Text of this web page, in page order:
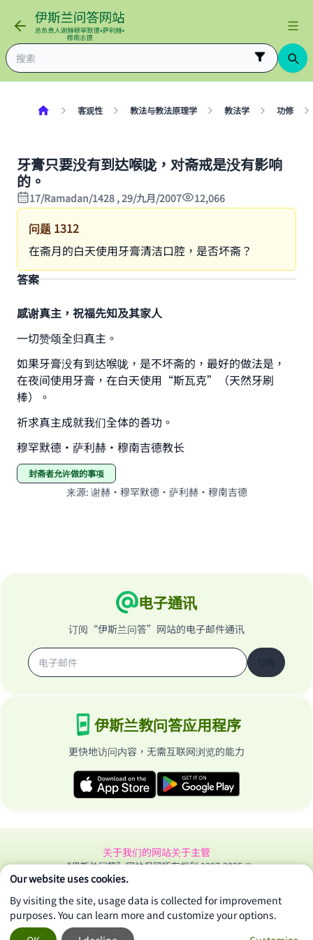
客观性 教法与教法原理学 教法学 功修
牙膏只要没有到达喉咙，对斋戒是没有影响
的。
17/Ramadan/1428 , 29/九月/2007 12,066
问题 1312
在斋月的白天使用牙膏清洁口腔，是否坏斋？
答案
感谢真主，祝福先知及其家人
一切赞颂全归真主。
如果牙膏没有到达喉咙，是不坏斋的，最好的做法是，
在夜间使用牙膏，在白天使用“斯瓦克”（天然牙刷
棒）。
祈求真主成就我们全体的善功。
穆罕默德·萨利赫·穆南吉德教长
封斋者允许做的事项
来源: 谢赫·穆罕默德·萨利赫·穆南吉德
电子通讯
订阅“伊斯兰问答”网站的电子邮件通讯
伊斯兰教问答应用程序
更快地访问内容，无需互联网浏览的能力
关于我们的网站关于主管
“伊斯兰问答”网站保留所有权利 1997-2025 ©
Make an impact on millions of lives
"A person who leads others to doing what is
good will earn the same reward as those who
Our website uses cookies.
By visiting the site, usage data is collected for improvement
purposes. You can learn more and customize your options.